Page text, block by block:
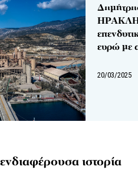
ευρώ με
20/03/2025
ιστορία